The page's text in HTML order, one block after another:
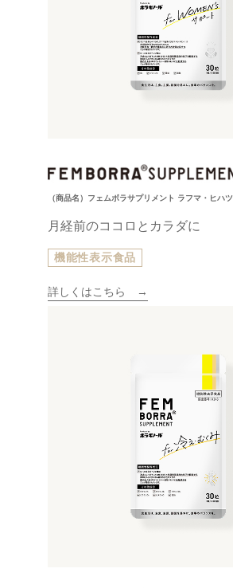
（商品名）フェムボラサプリメント ラフマ・ヒハツ
月経前のココロとカラダに
機能性表示食品
詳しくはこちら